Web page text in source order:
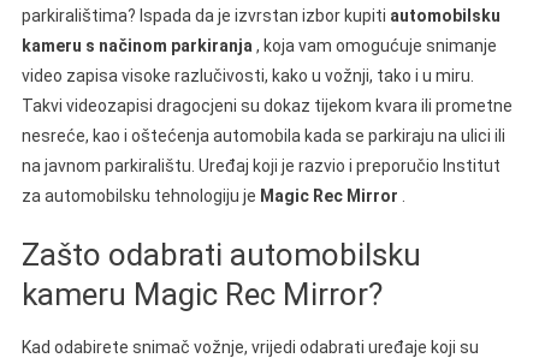
parkiralištima? Ispada da je izvrstan izbor kupiti automobilsku
kameru s načinom parkiranja , koja vam omogućuje snimanje
video zapisa visoke razlučivosti, kako u vožnji, tako i u miru.
Takvi videozapisi dragocjeni su dokaz tijekom kvara ili prometne
nesreće, kao i oštećenja automobila kada se parkiraju na ulici ili
na javnom parkiralištu. Uređaj koji je razvio i preporučio Institut
za automobilsku tehnologiju je Magic Rec Mirror
Zašto odabrati automobilsku
kameru Magic Rec Mirror?
Kad odabirete snimač vožnje, vrijedi odabrati uređaje koji su